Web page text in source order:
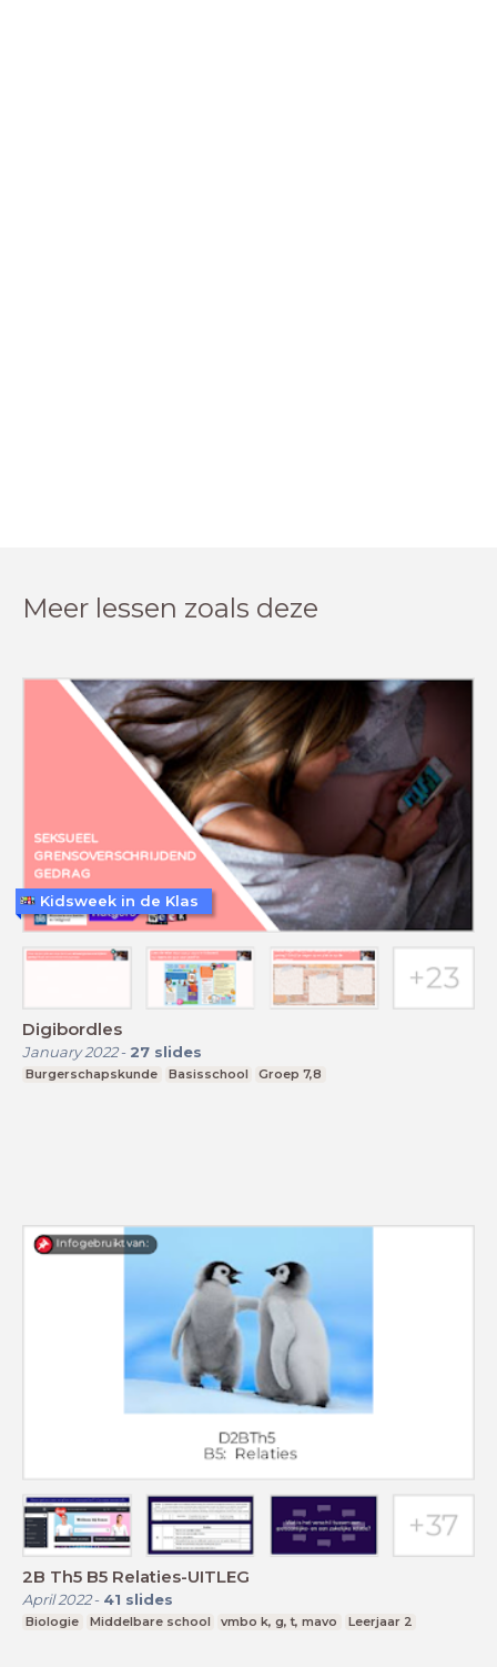
Meer lessen zoals deze
Digibordles
January 2022- 27 slides
Burgerschapskunde Basisschool Groep 7,8
Kidsweek in de Klas
2B Th5 B5 Relaties-UITLEG
April 2022- 41 slides
Biologie Middelbare school vmbo k, g, t, mavo Leerjaar 2